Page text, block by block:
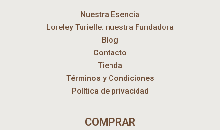
Nuestra Esencia
Loreley Turielle: nuestra Fundadora
Blog
Contacto
Tienda
Términos y Condiciones
Política de privacidad
COMPRAR